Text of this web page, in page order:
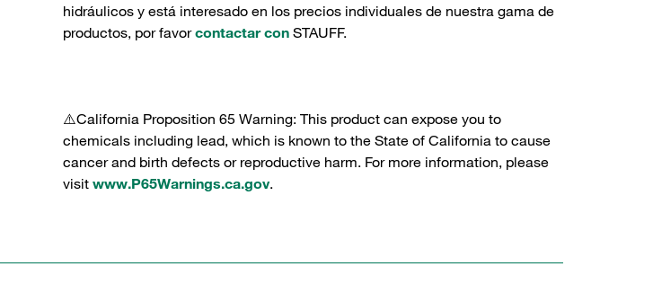
hidráulicos y está interesado en los precios individuales de nuestra gama de
productos, por favorcontactar con STAUFF.
⚠️California Proposition 65 Warning: This product can expose you to
chemicals including lead, which is known to the State of California to cause
cancer and birth defects or reproductive harm. For more information, please
visit www.P65Warnings.ca.gov.